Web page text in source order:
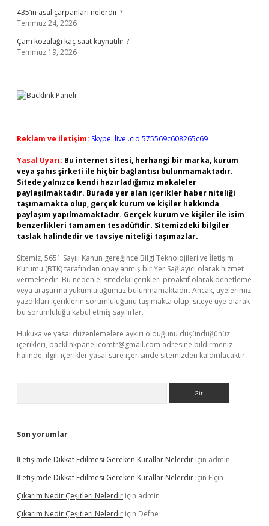
435’in asal çarpanları nelerdir ?
Temmuz 24, 2026
Çam kozalağı kaç saat kaynatılır ?
Temmuz 19, 2026
Reklam ve İletişim: Skype: live:.cid.575569c608265c69
Yasal Uyarı: Bu internet sitesi, herhangi bir marka, kurum
veya şahıs şirketi ile hiçbir bağlantısı bulunmamaktadır.
Sitede yalnızca kendi hazırladığımız makaleler
paylaşılmaktadır. Burada yer alan içerikler haber niteliği
taşımamakta olup, gerçek kurum ve kişiler hakkında
paylaşım yapılmamaktadır. Gerçek kurum ve kişiler ile isim
benzerlikleri tamamen tesadüfidir. Sitemizdeki bilgiler
taslak halindedir ve tavsiye niteliği taşımazlar.
Sitemiz, 5651 Sayılı Kanun gereğince Bilgi Teknolojileri ve İletişim
Kurumu (BTK) tarafından onaylanmış bir Yer Sağlayıcı olarak hizmet
vermektedir. Bu nedenle, sitedeki içerikleri proaktif olarak denetleme
veya araştırma yükümlülüğümüz bulunmamaktadır. Ancak, üyelerimiz
yazdıkları içeriklerin sorumluluğunu taşımakta olup, siteye üye olarak
bu sorumluluğu kabul etmiş sayılırlar.
Hukuka ve yasal düzenlemelere aykırı olduğunu düşündüğünüz
içerikleri, backlinkpanelicomtr@gmail.com adresine bildirmeniz
halinde, ilgili içerikler yasal süre içerisinde sitemizden kaldırılacaktır.
Son yorumlar
İLetişimde Dikkat Edilmesi Gereken Kurallar Nelerdir için admin
İLetişimde Dikkat Edilmesi Gereken Kurallar Nelerdir için Elçin
Çıkarım Nedir Çeşitleri Nelerdir için admin
Çıkarım Nedir Çeşitleri Nelerdir için Defne